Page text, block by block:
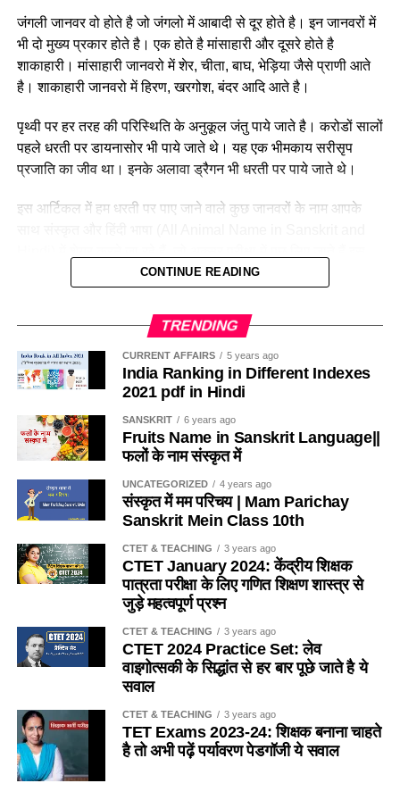
Essay on the Sanskrit Language in SanskritClick Here
Kalidas Nibandh in Sanskrit for Class 10 Click Here
Essay on Holi in Sanskrit for Class 10thClick Here
10 Sentence on Raksha Bandhan in SanskritClick Here
Essay on Chhattisgarh in SanskritClick Here
9.अस्माकं आपणात् मूल्यवान् राखी न क्रीत्वा साधारणं सूत्रम् एव प्रयोगं
कुर्यात्
10. सर्वे संतोषेण उत्साहेन आचरन्ति ।
Long Essay on Raksha Bandhan in
Sanskrit
रक्षाबन्धनं श्रावणमासस्य शुक्लपूर्णिमायाम् आचर्यते । भ्रातृभगिन्योः
मानवसभ्यतायां विकसिताः सर्वाः संस्कृतयः प्रार्थनायाः माहात्म्यं भूरिशः
उपस्थापयन्ति । आदिभारतीयसंस्कृतेः विचारानुगुणं भ्रातुः रक्षायै भगिन्या
, “ हे ईश्वर ! मम भ्रातुः रक्षणं करोतु ” इति । एतां प्रार्थना कुर्वती भगिनी
भ्रातुः हस्ते रक्षासूत्रबन्धनं करोति । भगिन्याः हृदि स्वं प्रति निःस्वार्थ प्रेम
दृष्ट्वा भ्राता भगिन्यै वचनं ददाति यत् , “ अहं तव रक्षां करिष्ये ” इति । ततः
उभौ परस्परं मधुरं भोजयतः । भगिन्या ईश्वराय स्वरक्षणस्य या प्रार्थना कृता
, तस्याः प्रार्थनायाः कृते भगिनीं प्रति कृतज्ञता प्रकटयितुं भ्राता भगिन्यै
उपहारम् अपि यच्छति । भ्रातृभगिन्योः सम्बन्धस्य एतत् आदानप्रदानम्
अमूल्यं वर्तते ।
इन्हें भी पढ़ें :-
Essay on Science in Sanskrit for Class 10Click Here
Diwali Essay in Sanskrit for Class 10
Essay on Sadachar in Sanskrit for Class 10Click
Here
Essay on Sanskrit Language in Sanskrit
Kalidas Nibandh in Sanskrit for Class 10 Click Here
Essay on Holi in Sanskrit for Class 10th
जंगली जानवर वो होते है जो जंगलो में आबादी से दूर होते है। इन जानवरों में
भी दो मुख्य प्रकार होते है। एक होते है मांसाहारी और दूसरे होते है
शाकाहारी। मांसाहारी जानवरो मेंशेर, चीता,बाघ, भेड़िया जैसे प्राणी आते
है। शाकाहारी जानवरो में हिरण,खरगोश, बंदर आदि आते है।
पृथ्वी पर हर तरह की परिस्थिति के अनुकूल जंतु पाये जाते है। करोडों सालों
पहले धरती परडायनासोरभी पाये जाते थे। यह एक भीमकाय सरीसृप
प्रजाति का जीव था। इनके अलावाड्रैगनभी धरती पर पाये जाते थे।
इस आर्टिकल में हम धरती पर पाए जाने वाले कुछ जानवरों के नाम आपके
दृष्टि से इनका अभ्यास एक बार अवश्य करें
जलीय जीवों के नाम संस्कृत में (Water
Animals Names In Sanskrit)
नाम
संस्कृत में जलीय जीवों के
नाम
केंकड़ा
कर्कट
Crab
मेंडक
मण्डूक
Frog
शम्बूकः
Snail
साँप
सर्पः
Snake
कछुआ
कच्छपी
Tortoise
मत्स्य
ऑक्टोपस
अष्टभुज
Octopus
नरादग्राह
Blue shark
पेंगुइन
पंखहीन Penguin
जंगली जानवरों के नाम संस्कृत में (Wild
CONTINUE READING
TRENDING
CURRENT AFFAIRS 5 years ago
India Ranking in Different Indexes
2021 pdf in Hindi
SANSKRIT 6 years ago
Fruits Name in Sanskrit Language||
फलों के नाम संस्कृत में
UNCATEGORIZED 4 years ago
संस्कृत में मम परिचय | Mam Parichay
Sanskrit Mein Class 10th
CTET & TEACHING 3 years ago
CTET January 2024: केंद्रीय शिक्षक
पात्रता परीक्षा के लिए गणित शिक्षण शास्त्र से
जुड़े महत्वपूर्ण प्रश्न
CTET & TEACHING 3 years ago
CTET 2024 Practice Set: लेव
वाइगोत्सकी के सिद्धांत से हर बार पूछे जाते है ये
सवाल
CTET & TEACHING 3 years ago
TET Exams 2023-24: शिक्षक बनाना चाहते
है तो अभी पढ़ें पर्यावरण पेडगॉजी ये सवाल